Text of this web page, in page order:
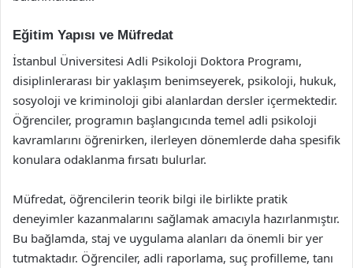
Eğitim Yapısı ve Müfredat
İstanbul Üniversitesi Adli Psikoloji Doktora Programı,
disiplinlerarası bir yaklaşım benimseyerek, psikoloji, hukuk,
sosyoloji ve kriminoloji gibi alanlardan dersler içermektedir.
Öğrenciler, programın başlangıcında temel adli psikoloji
kavramlarını öğrenirken, ilerleyen dönemlerde daha spesifik
konulara odaklanma fırsatı bulurlar.
Müfredat, öğrencilerin teorik bilgi ile birlikte pratik
deneyimler kazanmalarını sağlamak amacıyla hazırlanmıştır.
Bu bağlamda, staj ve uygulama alanları da önemli bir yer
tutmaktadır. Öğrenciler, adli raporlama, suç profilleme, tanı